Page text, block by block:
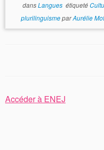
dansLangues étiqueté
plurilinguismeparAurélie
Accéder à ENEJ